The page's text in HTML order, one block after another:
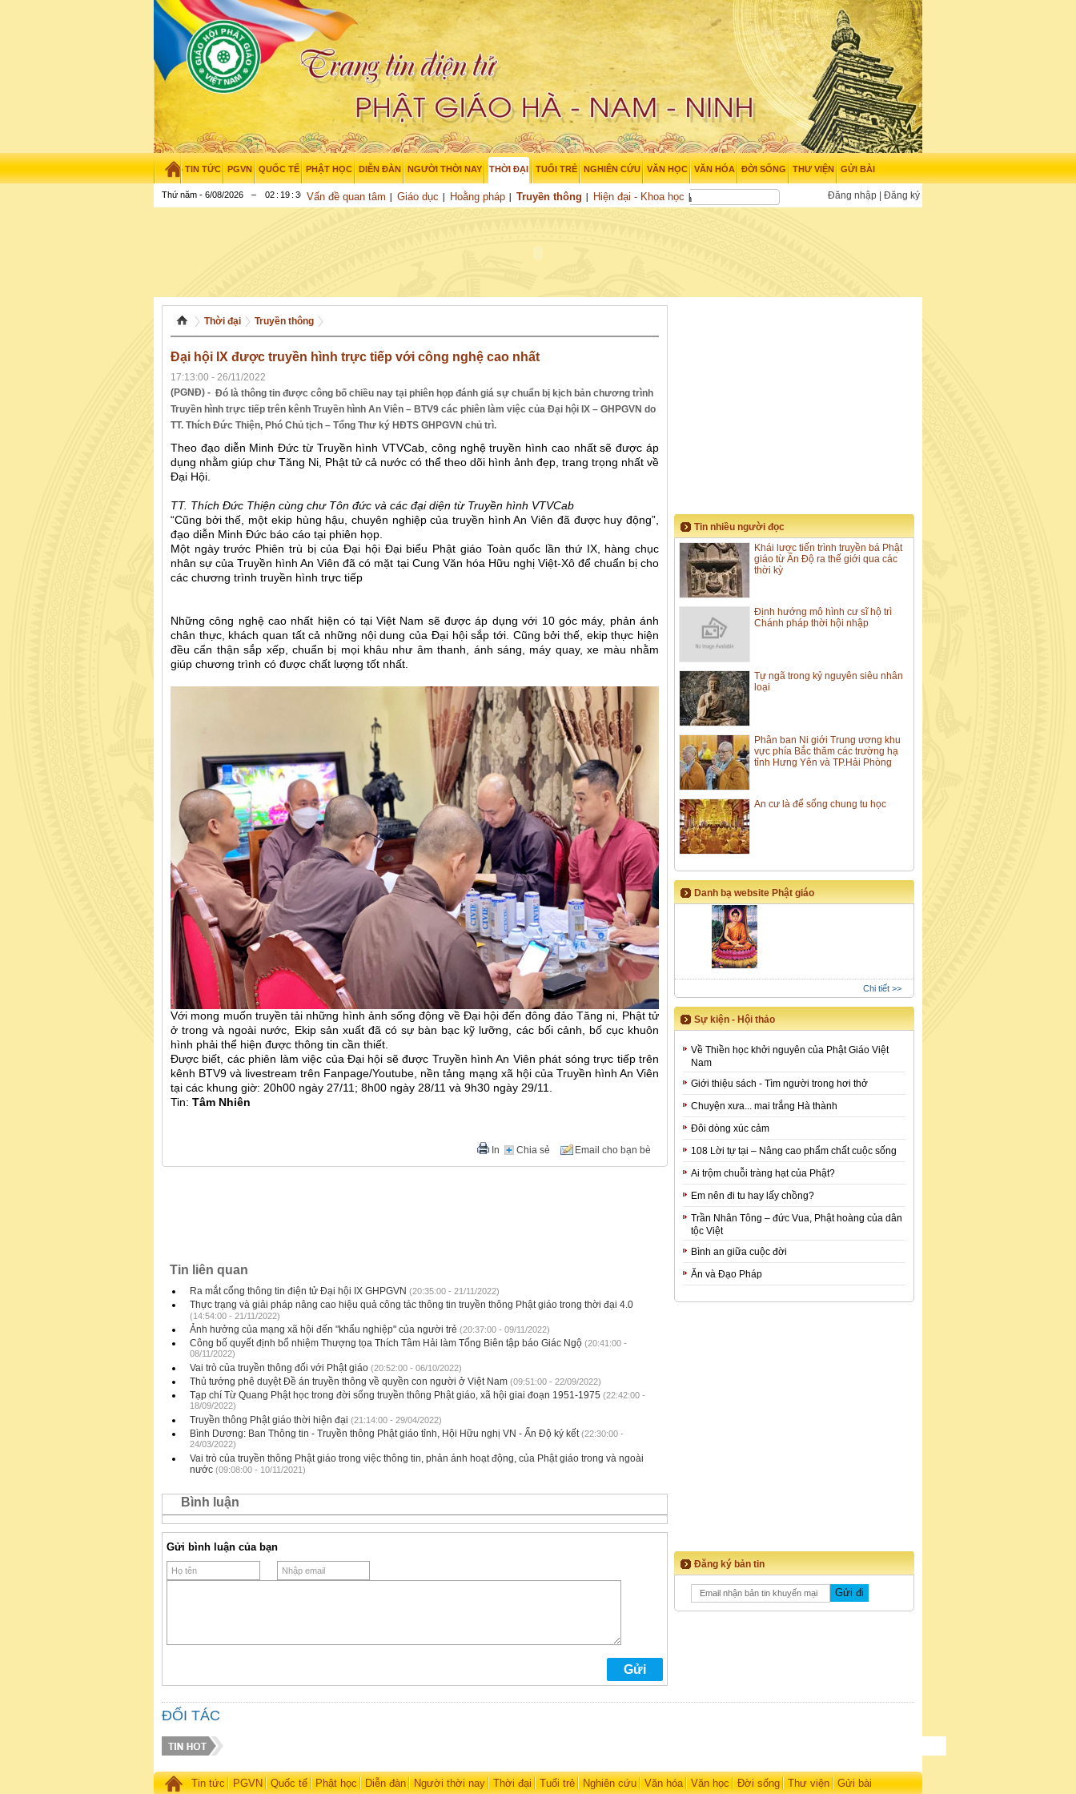
TIN TỨC PGVN QUỐC TẾ PHẬT HỌC DIỄN ĐÀN NGƯỜI THỜI NAY THỜI ĐẠI
Vấn đề quan tâm Giáo dục Hoằng pháp Truyền thông Hiện đại - Khoa học
TUỔI TRẺ NGHIÊN CỨU VĂN HỌC VĂN HÓA ĐỜI SỐNG THƯ VIỆN GỬI BÀI
Thứ năm - 6/08/2026 – 02 : 19 : 37 Đăng nhập Đăng ký
Thời đại Truyền thông
Đại hội IX được truyền hình trực tiếp với công nghệ cao nhất
17:13:00 - 26/11/2022
(PGNĐ) - Đó là thông tin được công bố chiều nay tại phiên họp đánh giá sự chuẩn bị kịch bản chương trình
Truyền hình trực tiếp trên kênh Truyền hình An Viên – BTV9 các phiên làm việc của Đại hội IX – GHPGVN do
TT. Thích Đức Thiện, Phó Chủ tịch – Tổng Thư ký HĐTS GHPGVN chủ trì.
Theo đạo diễn Minh Đức từ Truyền hình VTVCab, công nghệ truyền hình cao nhất sẽ được áp
dụng nhằm giúp chư Tăng Ni, Phật tử cả nước có thể theo dõi hình ảnh đẹp, trang trọng nhất về
Đại Hội.
TT. Thích Đức Thiện cùng chư Tôn đức và các đại diện từ Truyền hình VTVCab
“Cũng bởi thế, một ekip hùng hậu, chuyên nghiệp của truyền hình An Viên đã được huy động”,
đạo diễn Minh Đức báo cáo tại phiên họp.
Một ngày trước Phiên trù bị của Đại hội Đại biểu Phật giáo Toàn quốc lần thứ IX, hàng chục
nhân sự của Truyền hình An Viên đã có mặt tại Cung Văn hóa Hữu nghị Việt-Xô để chuẩn bị cho
các chương trình truyền hình trực tiếp
Những công nghệ cao nhất hiện có tại Việt Nam sẽ được áp dụng với 10 góc máy, phản ánh
chân thực, khách quan tất cả những nội dung của Đại hội sắp tới. Cũng bởi thế, ekip thực hiện
đều cẩn thận sắp xếp, chuẩn bị mọi khâu như âm thanh, ánh sáng, máy quay, xe màu nhằm
giúp chương trình có được chất lượng tốt nhất.
Với mong muốn truyền tải những hình ảnh sống động về Đại hội đến đông đảo Tăng ni, Phật tử
ở trong và ngoài nước, Ekip sản xuất đã có sự bàn bạc kỹ lưỡng, các bối cảnh, bố cục khuôn
hình phải thể hiện được thông tin cần thiết.
Được biết, các phiên làm việc của Đại hội sẽ được Truyền hình An Viên phát sóng trực tiếp trên
kênh BTV9 và livestream trên Fanpage/Youtube, nền tảng mạng xã hội của Truyền hình An Viên
tại các khung giờ: 20h00 ngày 27/11; 8h00 ngày 28/11 và 9h30 ngày 29/11.
Tin: Tâm Nhiên
Chia sẻ
In Email cho bạn bè
Tin liên quan
Ra mắt cổng thông tin điện tử Đại hội IX GHPGVN (20:35:00 - 21/11/2022)
Thực trạng và giải pháp nâng cao hiệu quả công tác thông tin truyền thông Phật giáo trong thời đại 4.0
(14:54:00 - 21/11/2022)
Ảnh hưởng của mạng xã hội đến "khẩu nghiệp" của người trẻ (20:37:00 - 09/11/2022)
Công bố quyết định bổ nhiệm Thượng tọa Thích Tâm Hải làm Tổng Biên tập báo Giác Ngộ (20:41:00 -
08/11/2022)
Vai trò của truyền thông đối với Phật giáo (20:52:00 - 06/10/2022)
Thủ tướng phê duyệt Đề án truyền thông về quyền con người ở Việt Nam (09:51:00 - 22/09/2022)
Tạp chí Từ Quang Phật học trong đời sống truyền thông Phật giáo, xã hội giai đoạn 1951-1975 (22:42:00 -
18/09/2022)
Truyền thông Phật giáo thời hiện đại (21:14:00 - 29/04/2022)
Bình Dương: Ban Thông tin - Truyền thông Phật giáo tỉnh, Hội Hữu nghị VN - Ấn Độ ký kết (22:30:00 -
24/03/2022)
Vai trò của truyền thông Phật giáo trong việc thông tin, phản ánh hoạt động, của Phật giáo trong và ngoài
nước (09:08:00 - 10/11/2021)
Bình luận
Gửi bình luận của bạn
Tin nhiều người đọc
Khái lược tiến trình truyền bá Phật
giáo từ Ấn Độ ra thế giới qua các
thời kỳ
Định hướng mô hình cư sĩ hộ trì
Chánh pháp thời hội nhập
Tự ngã trong kỷ nguyên siêu nhân
loại
Phân ban Ni giới Trung ương khu
vực phía Bắc thăm các trường hạ
tỉnh Hưng Yên và TP.Hải Phòng
An cư là để sống chung tu học
Danh bạ website Phật giáo
Chi tiết >>
Sự kiện - Hội thảo
Về Thiền học khởi nguyên của Phật Giáo Việt
Nam
Giới thiệu sách - Tìm người trong hơi thở
Chuyện xưa... mai trắng Hà thành
Đôi dòng xúc cảm
108 Lời tự tại – Nâng cao phẩm chất cuộc sống
Ai trộm chuỗi tràng hạt của Phật?
Em nên đi tu hay lấy chồng?
Trần Nhân Tông – đức Vua, Phật hoàng của dân
tộc Việt
Bình an giữa cuộc đời
Ăn và Đạo Pháp
Đăng ký bản tin
ĐỐI TÁC
Tin tức PGVN Quốc tế Phật học Diễn đàn Người thời nay Thời đại Tuổi trẻ Nghiên cứu Văn hóa Văn học Đời sống Thư viện Gửi bài